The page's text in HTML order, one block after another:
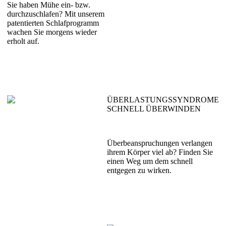
Sie haben Mühe ein- bzw.
durch­zuschlafen? Mit unserem
patentierten Schlaf­programm
wachen Sie morgens wieder
erholt auf.
ÜBERLASTUNGSSYNDROME
SCHNELL ÜBERWINDEN
Überbeanspruchungen verlangen
ihrem Körper viel ab? Finden Sie
einen Weg um dem schnell
entgegen zu wirken.